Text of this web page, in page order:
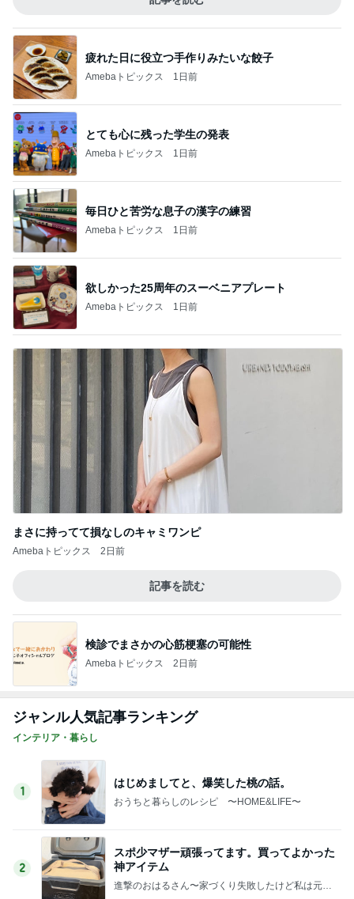
疲れた日に役立つ手作りみたいな餃子
Amebaトピックス 1日前
とても心に残った学生の発表
Amebaトピックス 1日前
毎日ひと苦労な息子の漢字の練習
Amebaトピックス 1日前
欲しかった25周年のスーベニアプレート
Amebaトピックス 1日前
まさに持ってて損なしのキャミワンピ
Amebaトピックス 2日前
記事を読む
検診でまさかの心筋梗塞の可能性
Amebaトピックス 2日前
ジャンル人気記事ランキング
インテリア・暮らし
1
はじめましてと、爆笑した桃の話。
おうちと暮らしのレシピ 〜HOME&LIFE〜
2
スポ少マザー頑張ってます。買ってよかった
神アイテム
進撃のおはるさん〜家づくり失敗したけど私は元気